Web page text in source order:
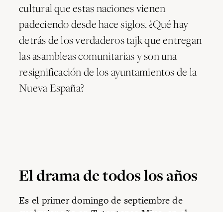
cultural que estas naciones vienen
padeciendo desde hace siglos. ¿Qué hay
detrás de los verdaderos tajk que entregan
las asambleas comunitarias y son una
resignificación de los ayuntamientos de la
Nueva España?
El drama de todos los años
Es el primer domingo de septiembre de